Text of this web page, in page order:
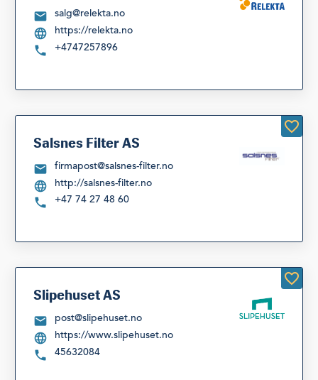
salg@relekta.no
https://relekta.no
+4747257896
Salsnes Filter AS
firmapost@salsnes-filter.no
http://salsnes-filter.no
+47 74 27 48 60
Slipehuset AS
post@slipehuset.no
https://www.slipehuset.no
45632084